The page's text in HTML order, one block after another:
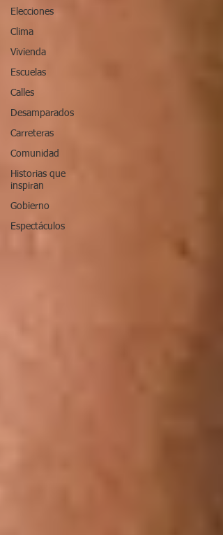
Elecciones
Clima
Vivienda
Escuelas
Calles
Desamparados
Carreteras
Comunidad
Historias que
inspiran
Gobierno
Espectáculos